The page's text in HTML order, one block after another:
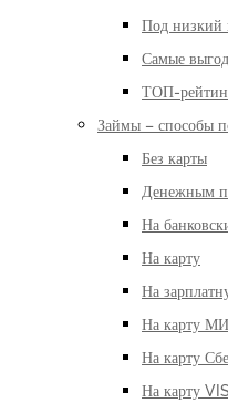
Под низкий
Самые
ТОП-
Займы – способы
Без карты
Денежным
На
На карту
На
На карту
На карту
На карту